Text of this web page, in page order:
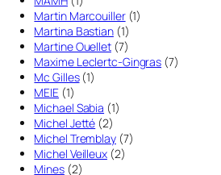
Martin Marcouiller(1)
Martina Bastian(1)
Martine Ouellet(7)
Maxime Leclertc-Gingras (7)
Mc Gilles(1)
MEIE (1)
Michael Sabia (1)
Michel Jetté (2)
Michel Tremblay(7)
Michel Veilleux(2)
Mines(2)